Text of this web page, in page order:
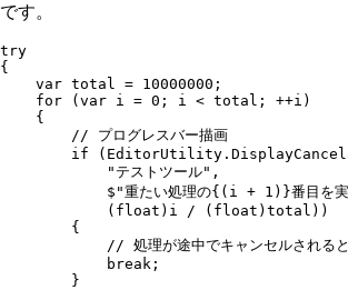
です。
try
{
    var
total = 10000000 ;
    for
( var i = 0 ; i < total; ++i)
    {
        // プログレスバー描画
        if
( EditorUtility .
            "
テストツール" ,
            $"
重たい処理の{( i + 1 )}番目を
            (
float )i / ( float )total))
        {
// 処理が途中でキャンセルされる
            break
;
        }